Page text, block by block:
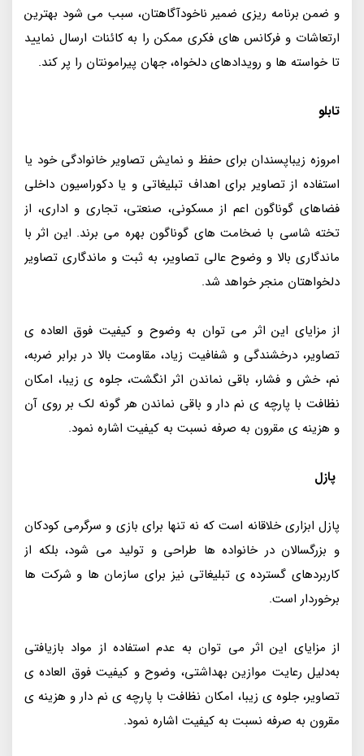
و ضمن برنامه‌ ریزی ضمیر ناخودآگاهتان، سبب می‌ شود بهترین
ارتعاشات و فرکانس‌ های فکری ممکن را به کائنات ارسال نمایید
تا خواسته‌ ها و رویدادهای دلخواه، جهان پیرامونتان را پر کند.
تابلو
امروزه زیبا‌پسندان برای حفظ و نمایش تصاویر خانوادگی خود یا
استفاده از تصاویر برای اهداف تبلیغاتی و یا دکوراسیون داخلی
فضاهای گوناگون اعم از مسکونی، صنعتی، تجاری و اداری، از
تخته شاسی با ضخامت‌ های گوناگون بهره می‌ برند. این اثر با
ماندگاری بالا و وضوح عالی تصاویر، به ثبت و ماندگاری تصاویر
دلخواهتان منجر خواهد شد.
از مزایای این اثر می‌ توان به وضوح و کیفیت فوق‌ العاده‌ ی
تصاویر، درخشندگی و شفافیت زیاد، مقاومت بالا در برابر ضربه،
نم، خش و فشار، باقی نماندن اثر انگشت، جلوه‌ ی زیبا، امکان
نظافت با پارچه‌ ی نم‌ دار و باقی نماندن هر گونه لک بر روی آن
و هزینه‌ ی مقرون به صرفه نسبت به کیفیت اشاره نمود.
پازل
پازل ابزاری خلاقانه است که نه‌ تنها برای بازی و سرگرمی کودکان
و بزرگسالان در خانواده‌ ها طراحی و تولید می شود، بلکه از
کاربردهای گسترده‌ ی تبلیغاتی نیز برای سازمان‌ ها و شرکت‌ ها
برخوردار است.
از مزایای این اثر می‌ توان به عدم استفاده از مواد بازیافتی
به‌دلیل رعایت موازین بهداشتی، وضوح و کیفیت فوق‌ العاده‌ ی
تصاویر، جلوه‌ ی زیبا، امکان نظافت با پارچه‌ ی نم‌ دار و هزینه‌ ی
مقرون به صرفه نسبت به کیفیت اشاره نمود.